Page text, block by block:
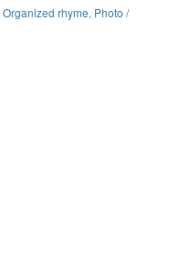
Organized rhyme, Photo /